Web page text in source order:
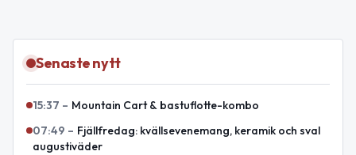
Senaste nytt
15:37 – Mountain Cart & bastuflotte-kombo
07:49 – Fjällfredag: kvällsevenemang, keramik och sval
augustiväder